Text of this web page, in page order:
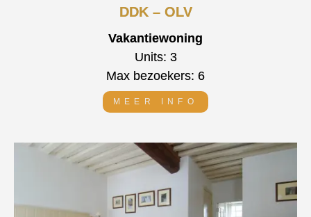
DDK – OLV
Vakantiewoning
Units: 3
Max bezoekers: 6
MEER INFO